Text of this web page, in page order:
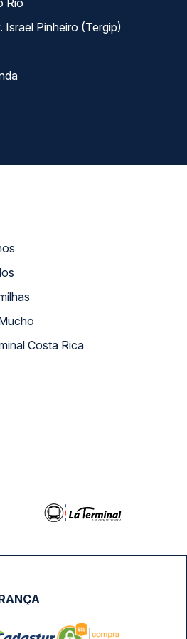
Rio
Pinheiro (Tergip)
La terminal Costa Rica